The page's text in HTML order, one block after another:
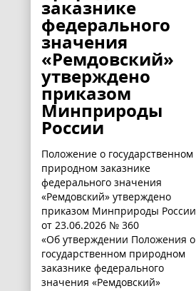
заказнике
федерального
значения
«Ремдовский»
утверждено
приказом
Минприроды
России
Положение о государственном
природном заказнике
федерального значения
«Ремдовский» утверждено
приказом Минприроды России
от 23.06.2026 № 360
«Об утверждении Положения о
государственном природном
заказнике федерального
значения «Ремдовский»